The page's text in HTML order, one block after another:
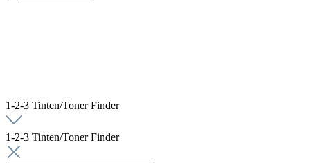
1-2-3 Tinten/Toner Finder
1-2-3 Tinten/Toner Finder